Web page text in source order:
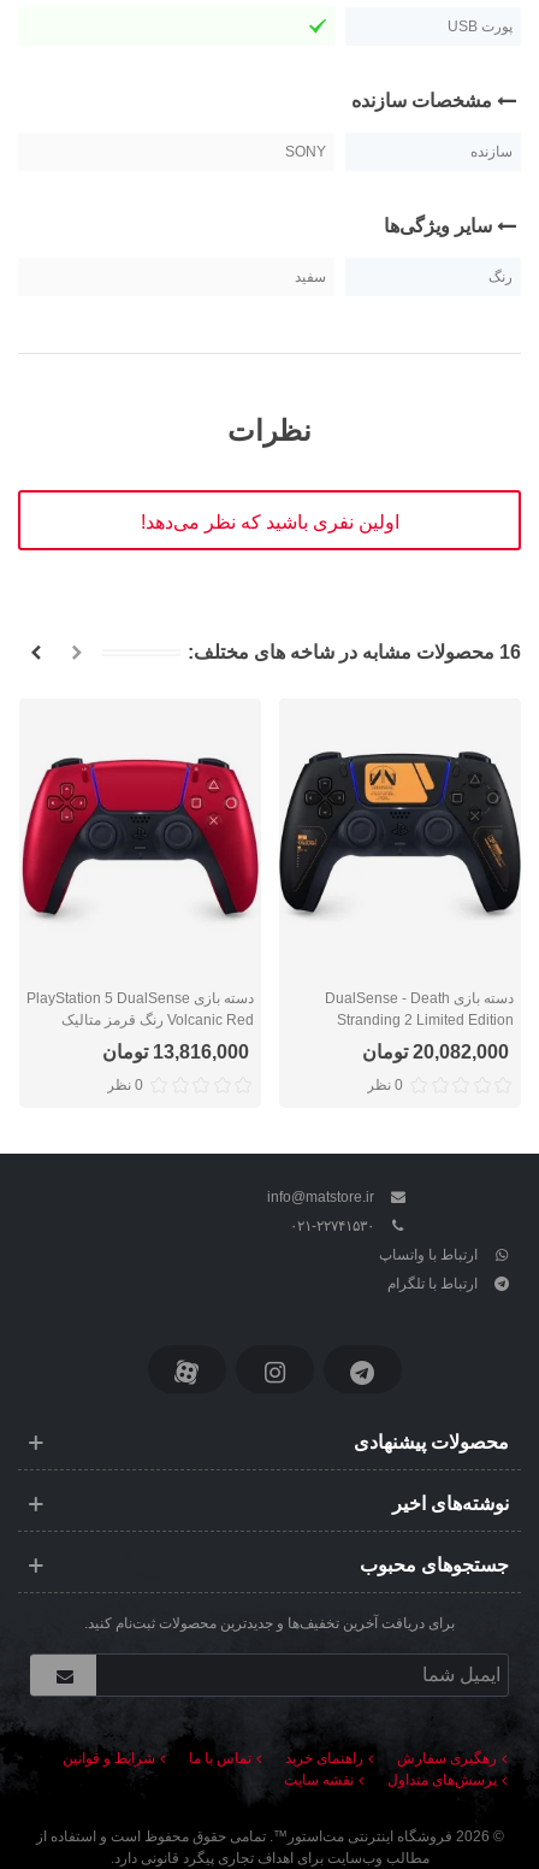
پورت USB
مشخصات سازنده
سازنده SONY
سایر ویژگی‌ها
رنگ سفید
نظرات
اولین نفری باشید که نظر می‌دهد!
16 محصولات مشابه در شاخه های مختلف:
دسته بازی DualSense - Death
Stranding 2 Limited Edition
20,082,000 تومان
0 نظر
دسته بازی PlayStation 5 DualSense
Volcanic Red رنگ قرمز متالیک
13,816,000 تومان
0 نظر
info@matstore.ir
۰۲۱-۲۲۷۴۱۵۳۰
ارتباط با واتساپ
ارتباط با تلگرام
محصولات پیشنهادی
نوشته‌های اخیر
جستجوهای محبوب
برای دریافت آخرین تخفیف‌ها و جدیدترین محصولات ثبت‌نام کنید.
رهگیری سفارش راهنمای خرید تماس با ما
شرایط و قوانین
پرسش‌های متداول
نقشه سایت
©
2026 فروشگاه اینترنتی مت‌استور ™. تمامی حقوق محفوظ است و استفاده از
مطالب وب‌سایت برای اهداف تجاری پیگرد قانونی دارد.